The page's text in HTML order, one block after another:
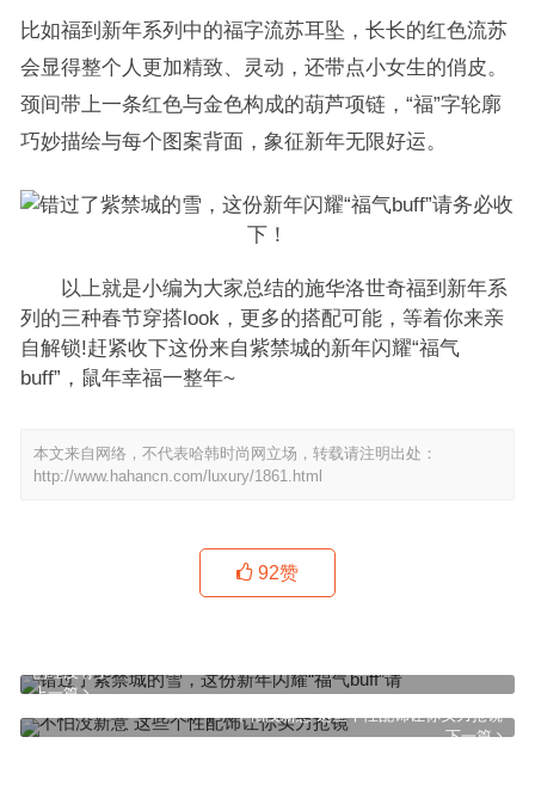
比如福到新年系列中的福字流苏耳坠，长长的红色流苏
会显得整个人更加精致、灵动，还带点小女生的俏皮。
颈间带上一条红色与金色构成的葫芦项链，“福”字轮廓
巧妙描绘与每个图案背面，象征新年无限好运。
以上就是小编为大家总结的施华洛世奇福到新年系
列的三种春节穿搭look，更多的搭配可能，等着你来亲
自解锁!赶紧收下这份来自紫禁城的新年闪耀“福气
buff”，鼠年幸福一整年~
本文来自网络，不代表哈韩时尚网立场，转载请注明出处：
http://www.hahancn.com/luxury/1861.html
92赞
上一篇
已经没有了
下一篇
不怕没新意 这些个性配饰让你实力抢镜